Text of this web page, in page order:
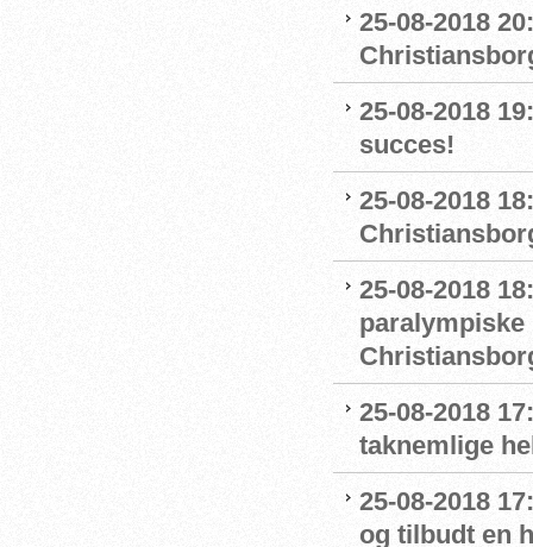
25-08-2018
25-08-2018
succes!
25-08-2018
25-08-2018
paralympiske
25-08-2018
taknemlige
25-08-2018
og tilbudt en